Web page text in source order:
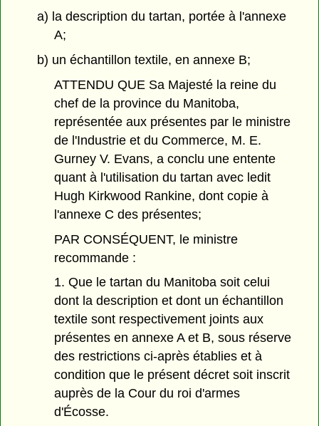
a) la description du tartan, portée à l'annexe
A;
b) un échantillon textile, en annexe B;
ATTENDU QUE Sa Majesté la reine du
chef de la province du Manitoba,
représentée aux présentes par le ministre
de l'Industrie et du Commerce, M. E.
Gurney V. Evans, a conclu une entente
quant à l'utilisation du tartan avec ledit
Hugh Kirkwood Rankine, dont copie à
l'annexe C des présentes;
PAR CONSÉQUENT, le ministre
recommande :
1. Que le tartan du Manitoba soit celui
dont la description et dont un échantillon
textile sont respectivement joints aux
présentes en annexe A et B, sous réserve
des restrictions ci-après établies et à
condition que le présent décret soit inscrit
auprès de la Cour du roi d'armes
d'Écosse.